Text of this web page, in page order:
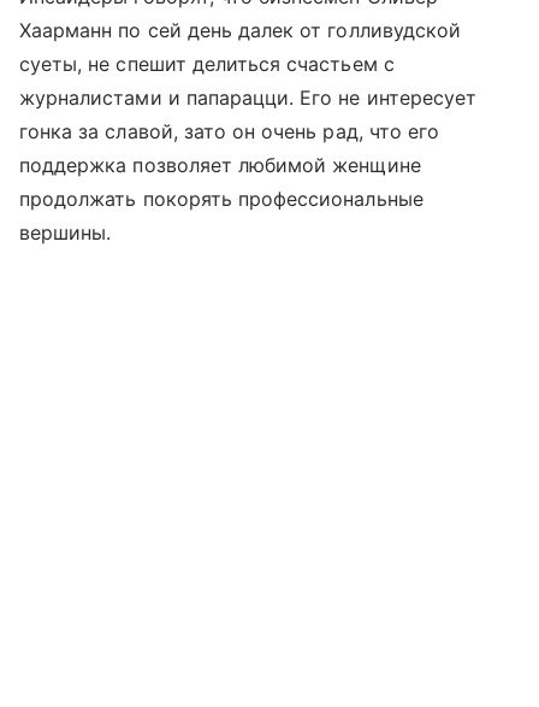
Хаарманн по сей день далек от голливудской
суеты, не спешит делиться счастьем с
журналистами и папарацци. Его не интересует
гонка за славой, зато он очень рад, что его
поддержка позволяет любимой женщине
продолжать покорять профессиональные
вершины.